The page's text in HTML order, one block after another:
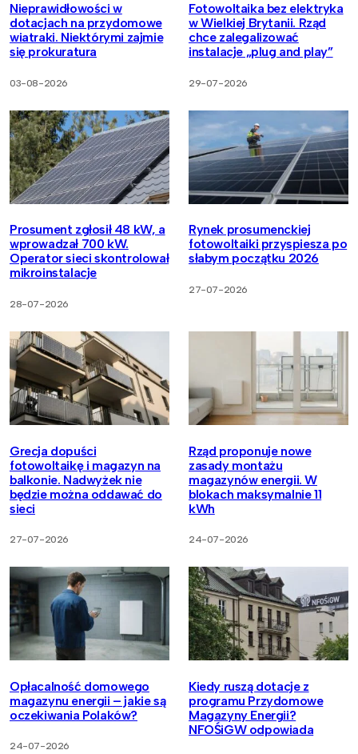
Nieprawidłowości w
dotacjach na przydomowe
wiatraki. Niektórymi zajmie
się prokuratura
03-08-2026
Fotowoltaika bez elektryka
w Wielkiej Brytanii. Rząd
chce zalegalizować
instalacje „plug and play”
29-07-2026
Prosument zgłosił 48 kW, a
wprowadzał 700 kW.
Operator sieci skontrolował
mikroinstalacje
28-07-2026
Rynek prosumenckiej
fotowoltaiki przyspiesza po
słabym początku 2026
27-07-2026
Grecja dopuści
fotowoltaikę i magazyn na
balkonie. Nadwyżek nie
będzie można oddawać do
sieci
27-07-2026
Rząd proponuje nowe
zasady montażu
magazynów energii. W
blokach maksymalnie 11
kWh
24-07-2026
Opłacalność domowego
magazynu energii – jakie są
oczekiwania Polaków?
24-07-2026
Kiedy ruszą dotacje z
programu Przydomowe
Magazyny Energii?
NFOŚiGW odpowiada